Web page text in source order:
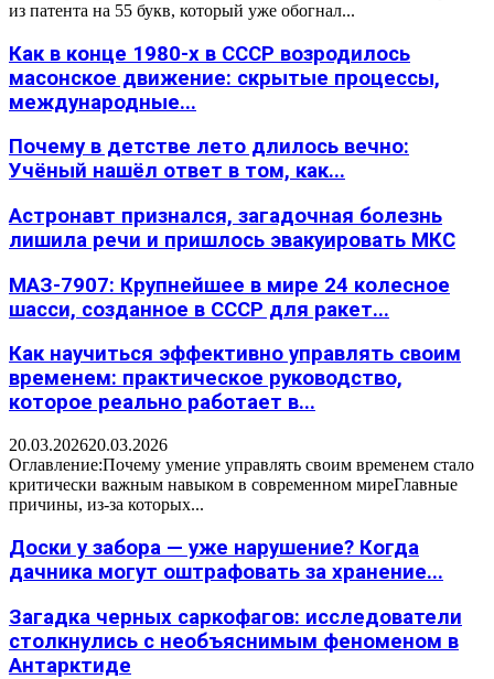
из патента на 55 букв, который уже обогнал...
Как в конце 1980-х в СССР возродилось
масонское движение: скрытые процессы,
международные...
Почему в детстве лето длилось вечно:
Учёный нашёл ответ в том, как...
Астронавт признался, загадочная болезнь
лишила речи и пришлось эвакуировать МКС
МАЗ-7907: Крупнейшее в мире 24 колесное
шасси, созданное в СССР для ракет...
Как научиться эффективно управлять своим
временем: практическое руководство,
которое реально работает в...
20.03.202620.03.2026
Оглавление:Почему умение управлять своим временем стало
критически важным навыком в современном миреГлавные
причины, из-за которых...
Доски у забора — уже нарушение? Когда
дачника могут оштрафовать за хранение...
Загадка черных саркофагов: исследователи
столкнулись с необъяснимым феноменом в
Антарктиде